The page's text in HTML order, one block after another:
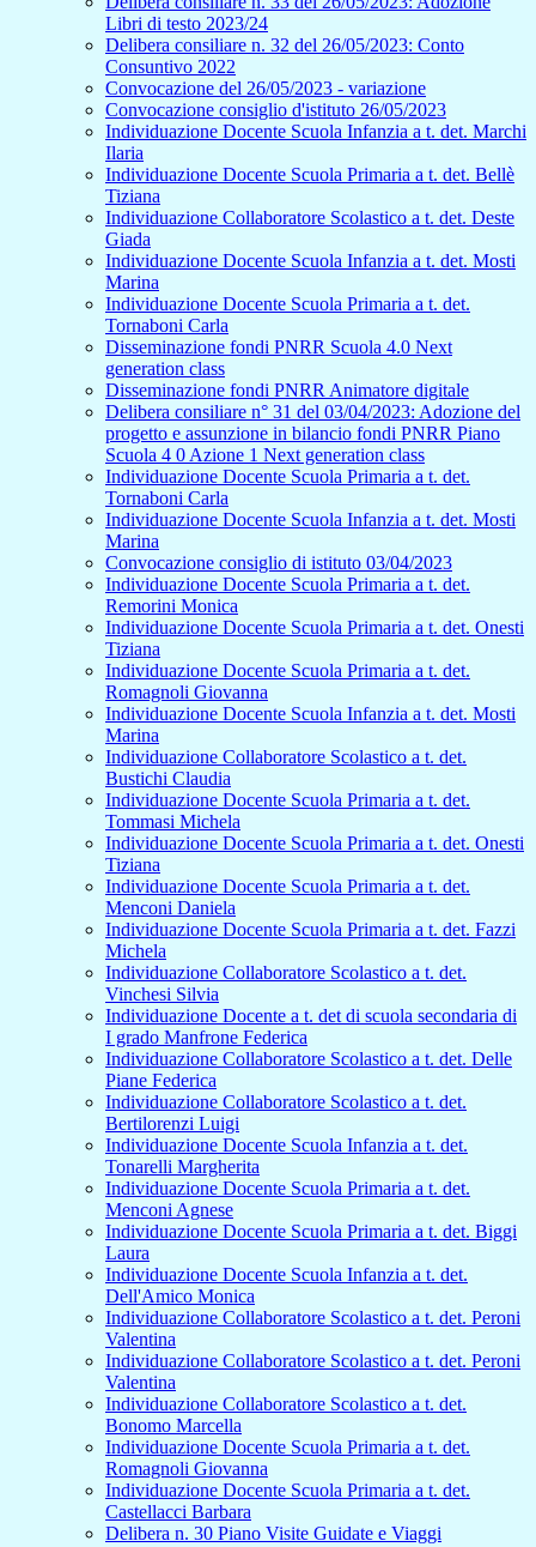
Libri di testo 2023/24
Delibera consiliare n. 32 del 26/05/2023: Conto
Consuntivo 2022
Convocazione del 26/05/2023 - variazione
Convocazione consiglio d'istituto 26/05/2023
Individuazione Docente Scuola Infanzia a t. det. Marchi
Ilaria
Individuazione Docente Scuola Primaria a t. det. Bellè
Tiziana
Individuazione Collaboratore Scolastico a t. det. Deste
Giada
Individuazione Docente Scuola Infanzia a t. det. Mosti
Marina
Individuazione Docente Scuola Primaria a t. det.
Tornaboni Carla
Disseminazione fondi PNRR Scuola 4.0 Next
generation class
Disseminazione fondi PNRR Animatore digitale
Delibera consiliare n° 31 del 03/04/2023: Adozione del
progetto e assunzione in bilancio fondi PNRR Piano
Scuola 4 0 Azione 1 Next generation class
Individuazione Docente Scuola Primaria a t. det.
Tornaboni Carla
Individuazione Docente Scuola Infanzia a t. det. Mosti
Marina
Convocazione consiglio di istituto 03/04/2023
Individuazione Docente Scuola Primaria a t. det.
Remorini Monica
Individuazione Docente Scuola Primaria a t. det. Onesti
Tiziana
Individuazione Docente Scuola Primaria a t. det.
Romagnoli Giovanna
Individuazione Docente Scuola Infanzia a t. det. Mosti
Marina
Individuazione Collaboratore Scolastico a t. det.
Bustichi Claudia
Individuazione Docente Scuola Primaria a t. det.
Tommasi Michela
Individuazione Docente Scuola Primaria a t. det. Onesti
Tiziana
Individuazione Docente Scuola Primaria a t. det.
Menconi Daniela
Individuazione Docente Scuola Primaria a t. det. Fazzi
Michela
Individuazione Collaboratore Scolastico a t. det.
Vinchesi Silvia
Individuazione Docente a t. det di scuola secondaria di
I grado Manfrone Federica
Individuazione Collaboratore Scolastico a t. det. Delle
Piane Federica
Individuazione Collaboratore Scolastico a t. det.
Bertilorenzi Luigi
Individuazione Docente Scuola Infanzia a t. det.
Tonarelli Margherita
Individuazione Docente Scuola Primaria a t. det.
Menconi Agnese
Individuazione Docente Scuola Primaria a t. det. Biggi
Laura
Individuazione Docente Scuola Infanzia a t. det.
Dell'Amico Monica
Individuazione Collaboratore Scolastico a t. det. Peroni
Valentina
Individuazione Collaboratore Scolastico a t. det. Peroni
Valentina
Individuazione Collaboratore Scolastico a t. det.
Bonomo Marcella
Individuazione Docente Scuola Primaria a t. det.
Romagnoli Giovanna
Individuazione Docente Scuola Primaria a t. det.
Castellacci Barbara
Delibera n. 30 Piano Visite Guidate e Viaggi